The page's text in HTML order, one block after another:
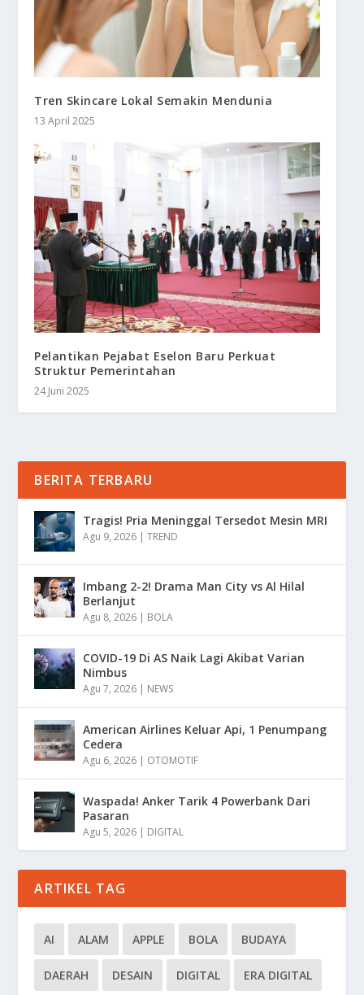
Tren Skincare Lokal Semakin Mendunia
13 April 2025
Pelantikan Pejabat Eselon Baru Perkuat
Struktur Pemerintahan
24 Juni 2025
BERITA TERBARU
Tragis! Pria Meninggal Tersedot Mesin MRI
Agu 9, 2026 |TREND
Imbang 2-2! Drama Man City vs Al Hilal
Berlanjut
Agu 8, 2026 | BOLA
COVID-19 Di AS Naik Lagi Akibat Varian
Nimbus
Agu 7, 2026 | NEWS
American Airlines Keluar Api, 1 Penumpang
Cedera
Agu 6, 2026 | OTOMOTIF
Waspada! Anker Tarik 4 Powerbank Dari
Pasaran
Agu 5, 2026 | DIGITAL
ARTIKEL TAG
AI ALAM APPLE BOLA BUDAYA
DAERAH DESAIN DIGITAL ERA DIGITAL